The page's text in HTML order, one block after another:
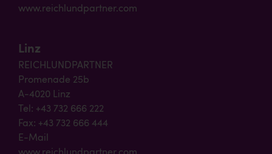
www.reichlundpartner.com
Linz
REICHLUNDPARTNER
Promenade 25b
A-4020 Linz
Tel: +43 732 666 222
Fax: +43 732 666 444
E-Mail